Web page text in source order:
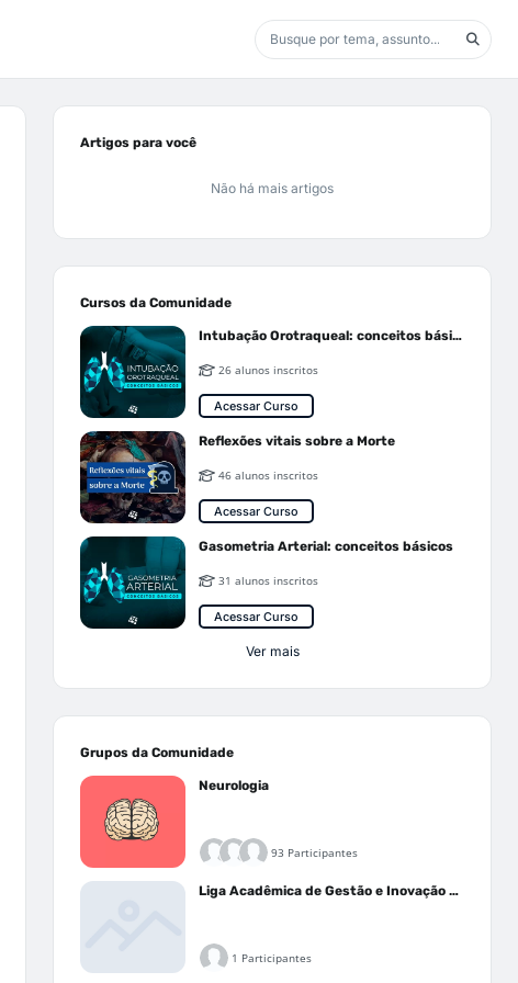
Artigos para você
Não há mais artigos
Cursos da Comunidade
Intubação Orotraqueal: conceitos básicos
26 alunos inscritos
Acessar Curso
Reflexões vitais sobre a Morte
46 alunos inscritos
Acessar Curso
Gasometria Arterial: conceitos básicos
31 alunos inscritos
Acessar Curso
Ver mais
Grupos da Comunidade
Neurologia
93 Participantes
Liga Acadêmica de Gestão e Inovação Médica - LAGIM
1 Participantes